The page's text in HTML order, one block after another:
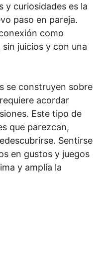
y curiosidades es la
paso en pareja.
como
juicios y con una
se construyen sobre
acordar
Este tipo de
que parezcan,
Sentirse
en gustos y juegos
y amplía la